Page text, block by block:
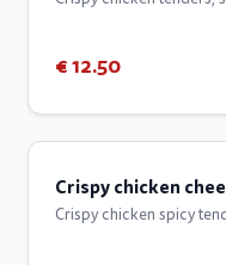
€ 12.50
Crispy chicken
Crispy chicken spicy